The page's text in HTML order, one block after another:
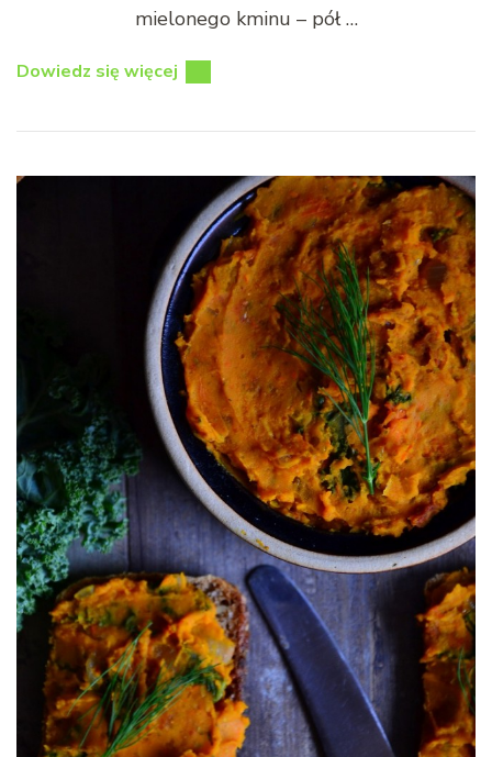
mielonego kminu – pół …
Dowiedz się więcej